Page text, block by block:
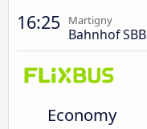
16:25 Martigny
Bahnhof SBB
Economy